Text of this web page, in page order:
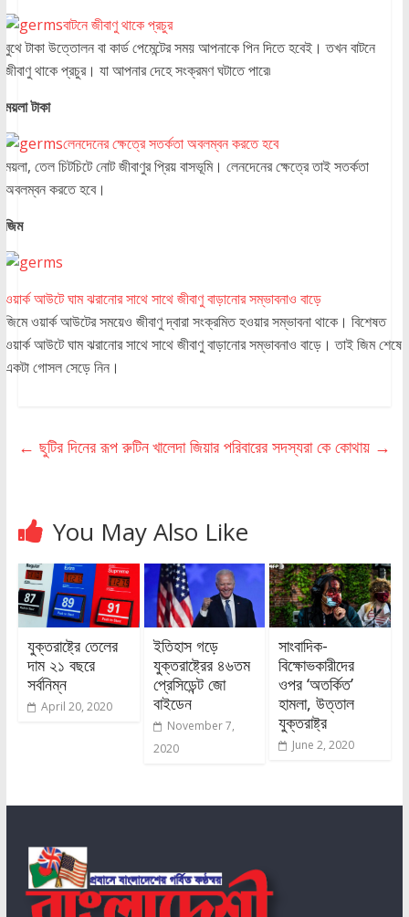
বাটনে জীবাণু থাকে প্রচুর
বুথে টাকা উত্তোলন বা কার্ড পেমেন্টের সময় আপনাকে পিন দিতে হবেই। তখন বাটনে
জীবাণু থাকে প্রচুর। যা আপনার দেহে সংক্রমণ ঘটাতে পারে৷
ময়লা টাকা
লেনদেনের ক্ষেত্রে সতর্কতা অবলম্বন করতে হবে
ময়লা, তেল চিটচিটে নোট জীবাণুর প্রিয় বাসভূমি। লেনদেনের ক্ষেত্রে তাই সতর্কতা
অবলম্বন করতে হবে।
জিম
ওয়ার্ক আউটে ঘাম ঝরানোর সাথে সাথে জীবাণু বাড়ানোর সম্ভাবনাও বাড়ে
জিমে ওয়ার্ক আউটের সময়েও জীবাণু দ্বারা সংক্রমিত হওয়ার সম্ভাবনা থাকে। বিশেষত
ওয়ার্ক আউটে ঘাম ঝরানোর সাথে সাথে জীবাণু বাড়ানোর সম্ভাবনাও বাড়ে। তাই জিম শেষে
একটা গোসল সেড়ে নিন।
← ছুটির দিনের রূপ রুটিনখালেদা জিয়ার পরিবারের সদস্যরা কে কোথায় →
You May Also Like
যুক্তরাষ্ট্রে তেলের
দাম ২১ বছরে
সর্বনিম্ন
April 20, 2020
ইতিহাস গড়ে
যুক্তরাষ্ট্রের ৪৬তম
প্রেসিডেন্ট জো
বাইডেন
November 7,
2020
সাংবাদিক-
বিক্ষোভকারীদের
ওপর ‘অতর্কিত’
হামলা, উত্তাল
যুক্তরাষ্ট্র
June 2, 2020